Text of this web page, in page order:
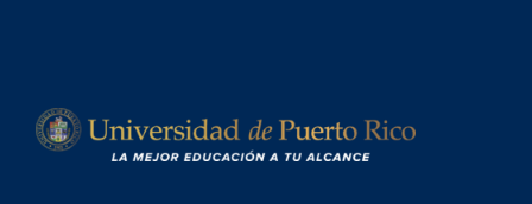
Costos por Crédito
Préstamos Federales. Límite de acuerdo con
Ayudas Certificación número 47. Para pago